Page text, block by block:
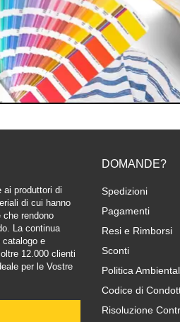
ai produttori di
di cui hanno
che rendono
La continua
catalogo e
12.000 clienti
per le Vostre
DOMANDE?
Spedizioni
Pagamenti
Resi e Rimborsi
Sconti
Politica
Codice di
Risoluzione